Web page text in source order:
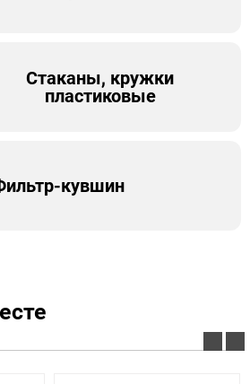
Стаканы, кружки
пластиковые
кувшин